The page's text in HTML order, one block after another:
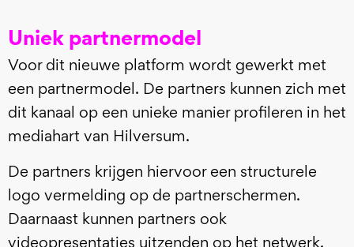
Uniek partnermodel
Voor dit nieuwe platform wordt gewerkt met
een partnermodel. De partners kunnen zich met
dit kanaal op een unieke manier profileren in het
mediahart van Hilversum.
De partners krijgen hiervoor een structurele
logo vermelding op de partnerschermen.
Daarnaast kunnen partners ook
videopresentaties uitzenden op het netwerk.